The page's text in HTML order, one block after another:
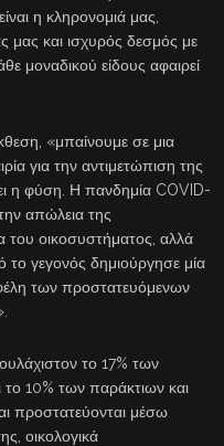
η κληρονομιά μας,
μας και ισχυρός δεσμός με
μοναδικού είδους αφαιρεί
«μπαίνουμε σε μια
για την αντιμετώπιση της
η φύση. Η πανδημία COVID-
απώλεια της
του οικοσυστήματος, αλλά
το γεγονός δημιούργησε μία
των προστατευόμενων
το 17% των
10% των παράκτιων και
προστατεύονται μέσω
οικολογικά